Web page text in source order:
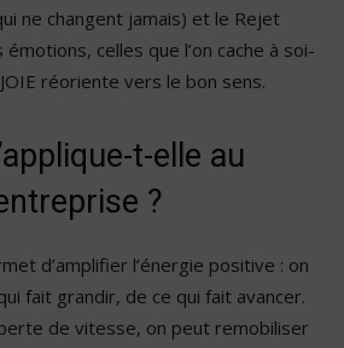
ne changent jamais) et le Rejet
celles que l’on cache à soi-
réoriente vers le bon sens.
t-elle au
?
d’amplifier l’énergie positive : on
fait grandir, de ce qui fait avancer.
de vitesse, on peut remobiliser